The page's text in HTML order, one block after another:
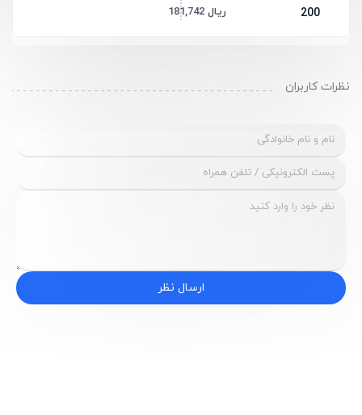
200 181,742 ریال
نظرات کاربران
ارسال نظر